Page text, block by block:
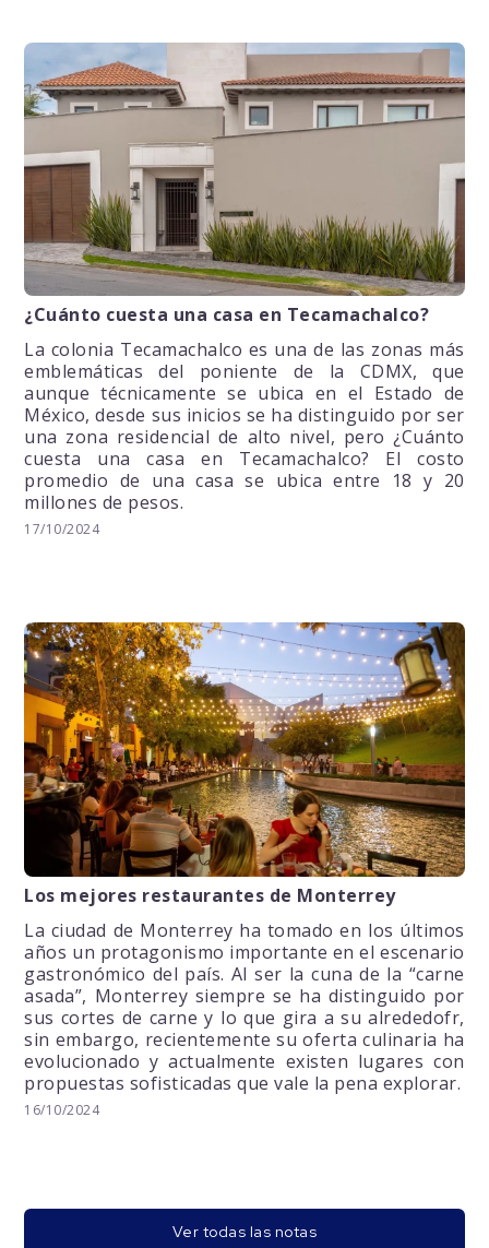
¿Cuánto cuesta una casa en Tecamachalco?
La colonia Tecamachalco es una de las zonas más
emblemáticas del poniente de la CDMX, que
aunque técnicamente se ubica en el Estado de
México, desde sus inicios se ha distinguido por ser
una zona residencial de alto nivel, pero ¿Cuánto
cuesta una casa en Tecamachalco? El costo
promedio de una casa se ubica entre 18 y 20
millones de pesos.
17/10/2024
Los mejores restaurantes de Monterrey
La ciudad de Monterrey ha tomado en los últimos
años un protagonismo importante en el escenario
gastronómico del país. Al ser la cuna de la “carne
asada”, Monterrey siempre se ha distinguido por
sus cortes de carne y lo que gira a su alrededofr,
sin embargo, recientemente su oferta culinaria ha
evolucionado y actualmente existen lugares con
propuestas sofisticadas que vale la pena explorar.
16/10/2024
Ver todas las notas